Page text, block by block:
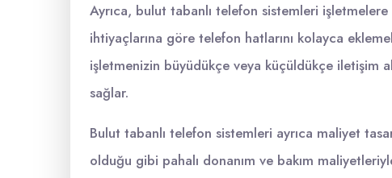
Ayrıca, bulut tabanlı telefon sistemleri
ihtiyaçlarına göre telefon hatlarını kolayca
işletmenizin büyüdükçe veya küçüldükçe iletişim
sağlar.
Bulut tabanlı telefon sistemleri ayrıca maliyet
olduğu gibi pahalı donanım ve bakım